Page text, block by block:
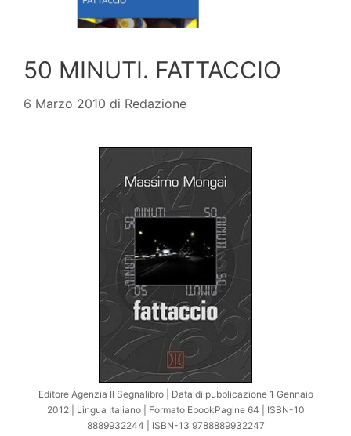
50 MINUTI. FATTACCIO
6 Marzo 2010 di Redazione
Editore Agenzia Il Segnalibro | Data di pubblicazione 1 Gennaio
2012 | Lingua Italiano | Formato EbookPagine 64 | ISBN-10
8889932244 | ISBN-13 9788889932247